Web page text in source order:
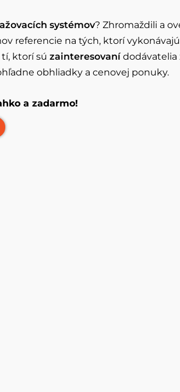
systémov? Zhromaždili a
referencie na tých, ktorí
tí, ktorí súzainteresovaní dodávatelia
obhliadky a cenovej ponuky.
a zadarmo!